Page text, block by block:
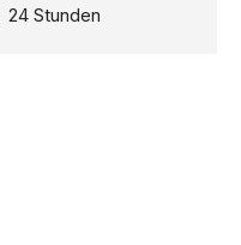
24 Stunden